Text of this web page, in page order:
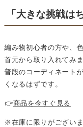
「大きな挑戦
編み物初心者の方や、
首元から取り入れてみ
普段のコーディネート
くなるはずです。
👉商品を今すぐ見る
※在庫に限りがござい